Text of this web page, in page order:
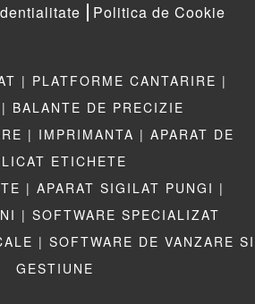
Politica de Cookie
| PLATFORME CANTARIRE |
BALANTE DE PRECIZIE
| IMPRIMANTA | APARAT DE
ETICHETE
| APARAT SIGILAT PUNGI |
| SOFTWARE SPECIALIZAT
| SOFTWARE DE VANZARE SI
GESTIUNE